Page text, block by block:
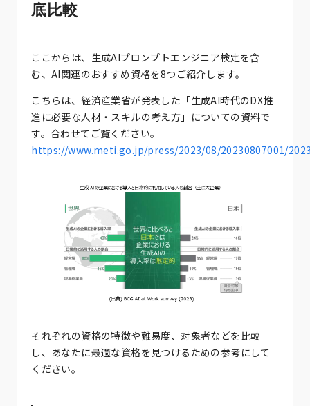
底比較
ここからは、生成AIプロンプトエンジニア検定を含
む、AI関連のおすすめ資格を8つご紹介します。
こちらは、経済産業省が発表した「生成AI時代のDX推
進に必要な人材・スキルの考え方」についての資料で
す。合わせてご覧ください。
https://www.meti.go.jp/press/2023/08/20230807001/
それぞれの資格の特徴や難易度、対象者などを比較
し、あなたに最適な資格を見つけるための参考にして
ください。